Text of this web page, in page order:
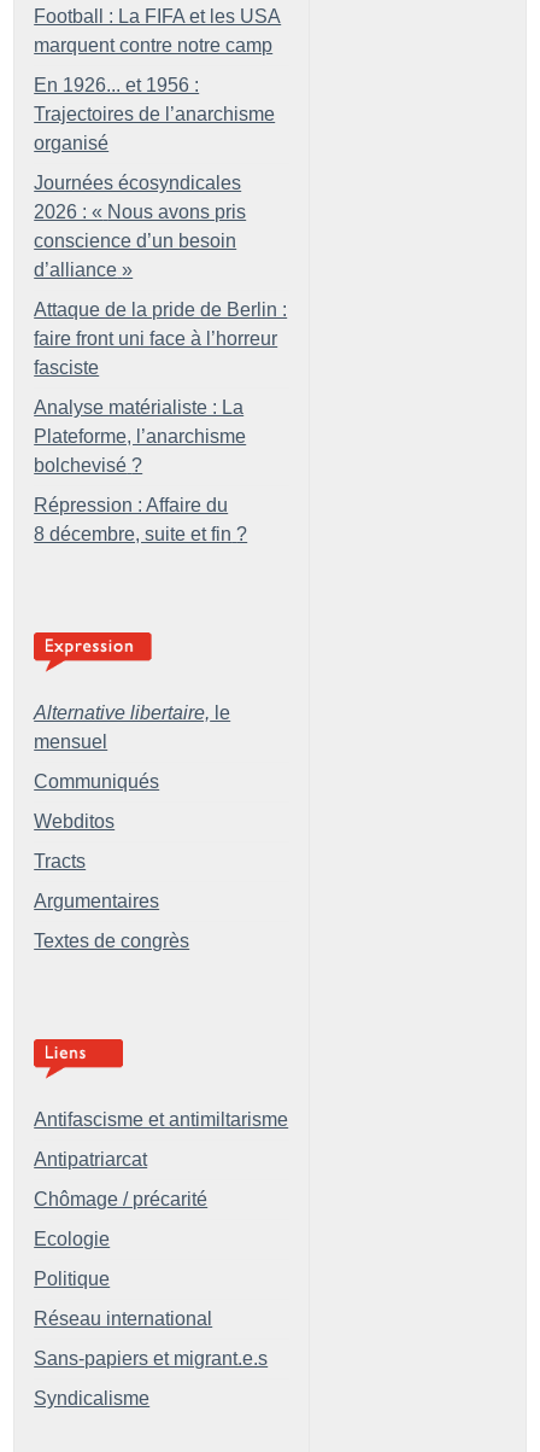
Football : La FIFA et les USA
marquent contre notre camp
En 1926... et 1956 :
Trajectoires de l’anarchisme
organisé
Journées écosyndicales
2026 : « Nous avons pris
conscience d’un besoin
d’alliance »
Attaque de la pride de Berlin :
faire front uni face à l’horreur
fasciste
Analyse matérialiste : La
Plateforme, l’anarchisme
bolchevisé ?
Répression : Affaire du
8 décembre, suite et fin ?
Alternative libertaire, le
mensuel
Communiqués
Webditos
Tracts
Argumentaires
Textes de congrès
Antifascisme et antimiltarisme
Antipatriarcat
Chômage / précarité
Ecologie
Politique
Réseau international
Sans-papiers et migrant.e.s
Syndicalisme